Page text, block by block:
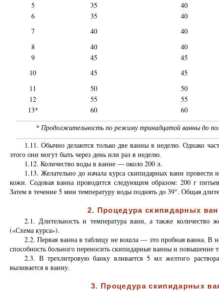
5
35
40
6
35
40
7
40
40
8
40
40
9
45
45
10
45
45
11
50
50
12
55
55
13*
60
60
* Продолжительность по режиму тринадцатой ванны до
1.11. Обычно делаются только две ванны в неделю. Однако
этого они могут быть через день или раз в неделю.
1.12. Количество воды в ванне — около 200 л.
1.13. Желательно до начала курса скипидарных ванн
кожи. Содовая ванна проводится следующим образом: 200 г
Затем в течение 5 мин температуру воды поднять до 39°. Общая
2. Процедура скипидарных
2.1. Длительность и температура ванн, а также количество
(«Схема курса»).
2.2. Первая ванна в таблицу не вошла — это пробная ванна. В
способность больного переносить скипидарные ванны и повышение
2.3. В трехлитровую банку вливается 5 мл желтого
выливается в ванну.
3. Процедура скипидарных